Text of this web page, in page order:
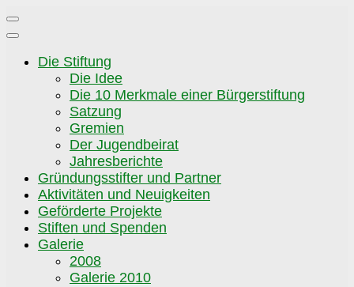
Zum
Inhalt
Die Stiftung
Die Idee
Die 10 Merkmale einer Bürgerstiftung
Satzung
Gremien
Der Jugendbeirat
Jahresberichte
Gründungsstifter und Partner
Aktivitäten und Neuigkeiten
Geförderte Projekte
Stiften und Spenden
Galerie
2008
Galerie 2010